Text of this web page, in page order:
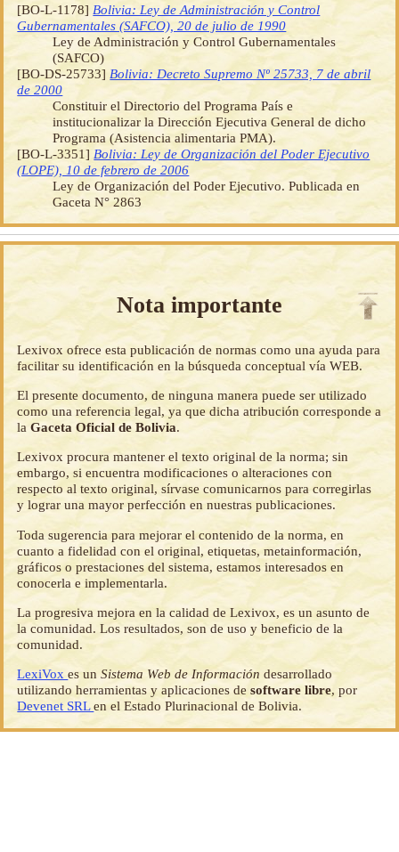
[BO-L-1178] Bolivia: Ley de Administración y Control
Gubernamentales (SAFCO), 20 de julio de 1990
Ley de Administración y Control Gubernamentales
(SAFCO)
[BO-DS-25733] Bolivia: Decreto Supremo Nº 25733, 7 de abril
de 2000
Constituir el Directorio del Programa País e
institucionalizar la Dirección Ejecutiva General de dicho
Programa (Asistencia alimentaria PMA).
[BO-L-3351] Bolivia: Ley de Organización del Poder Ejecutivo
(LOPE), 10 de febrero de 2006
Ley de Organización del Poder Ejecutivo. Publicada en
Gaceta N° 2863
Nota importante
Lexivox ofrece esta publicación de normas como una ayuda para
facilitar su identificación en la búsqueda conceptual vía WEB.
El presente documento, de ninguna manera puede ser utilizado
como una referencia legal, ya que dicha atribución corresponde a
laGaceta Oficial de Bolivia.
Lexivox procura mantener el texto original de la norma; sin
embargo, si encuentra modificaciones o alteraciones con
respecto al texto original, sírvase comunicarnos para corregirlas
y lograr una mayor perfección en nuestras publicaciones.
Toda sugerencia para mejorar el contenido de la norma, en
cuanto a fidelidad con el original, etiquetas, metainformación,
gráficos o prestaciones del sistema, estamos interesados en
conocerla e implementarla.
La progresiva mejora en la calidad de Lexivox, es un asunto de
la comunidad. Los resultados, son de uso y beneficio de la
comunidad.
LexiVoxes unSistema Web de Información desarrollado
utilizando herramientas y aplicaciones desoftware libre, por
Devenet SRLen el Estado Plurinacional de Bolivia.